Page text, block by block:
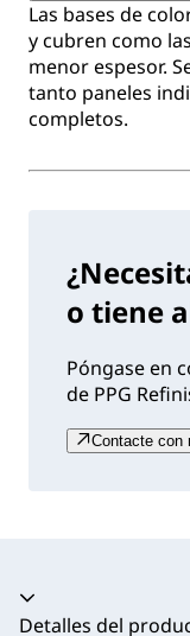
Las bases de
y cubren como
menor espesor.
tanto paneles
completos.
o tiene
Póngase en
de PPG
Contacte con
Acordeón colapsado
Detalles del